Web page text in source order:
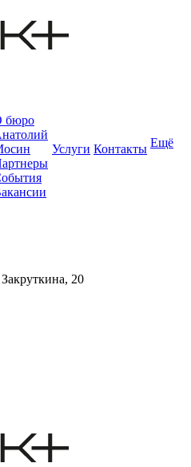
бюро
Услуги Контакты Ещё
20